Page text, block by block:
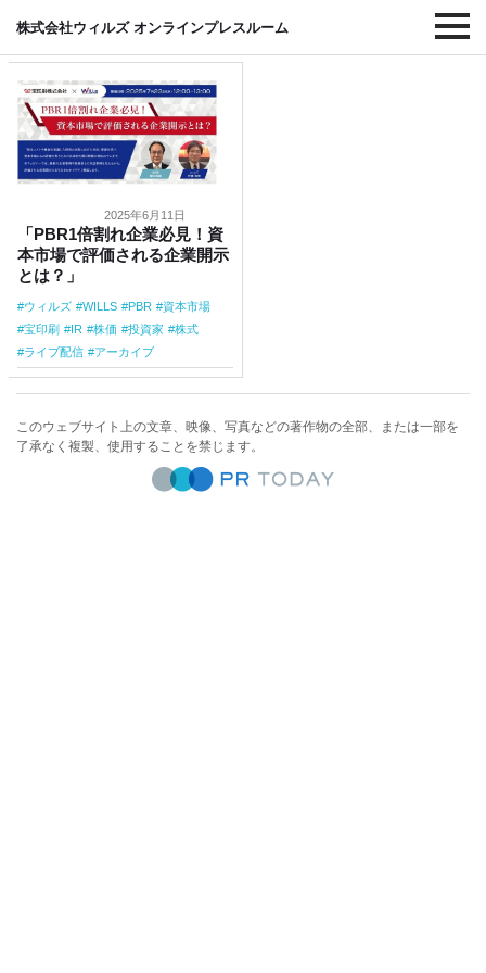
株式会社ウィルズ オンラインプレスルーム
#資本市場
2025年6月11日
「PBR1倍割れ企業必見！資
本市場で評価される企業開示
とは？」
ウィルズ WILLS PBR
資本市場
宝印刷
IR 株価 投資家
株式
ライブ配信
アーカイブ
このウェブサイト上の文章、映像、写真などの著作物の全部、または一部を
了承なく複製、使用することを禁じます。